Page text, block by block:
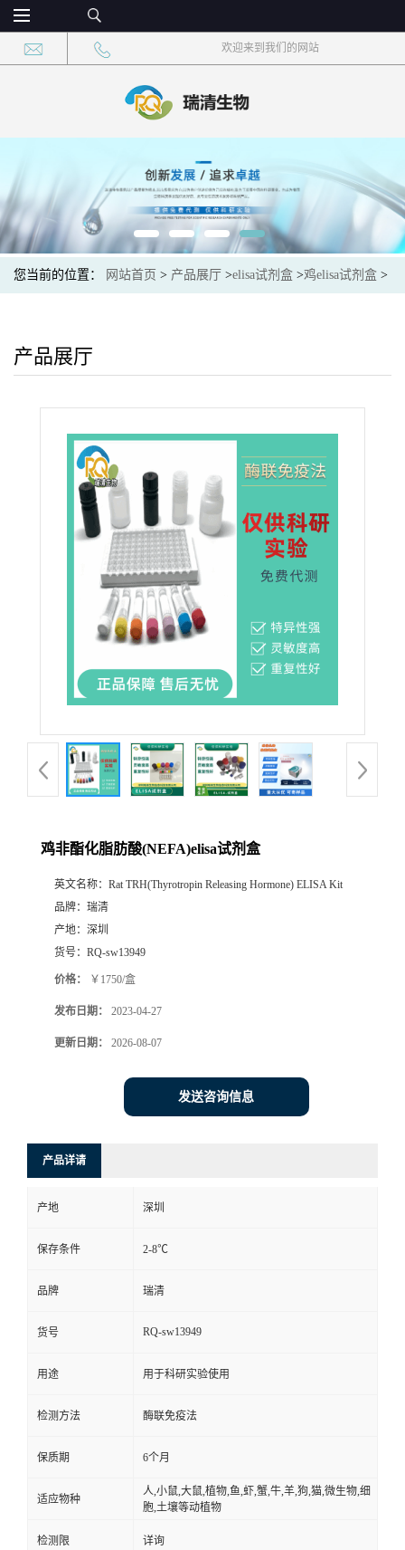
欢迎来到我们的网站
您当前的位置： 网站首页 > 产品展厅 >elisa试剂盒 >鸡elisa试剂盒 >
产品展厅
鸡非酯化脂肪酸(NEFA)elisa试剂盒
英文名称： Rat TRH(Thyrotropin Releasing Hormone) ELISA Kit
品牌： 瑞清
产地： 深圳
货号： RQ-sw13949
价格： ￥1750/盒
发布日期： 2023-04-27
更新日期： 2026-08-07
发送咨询信息
产品详请
产地 深圳
保存条件 2-8℃
品牌 瑞清
货号 RQ-sw13949
用途 用于科研实验使用
检测方法 酶联免疫法
保质期 6个月
适应物种
人,小鼠,大鼠,植物,鱼,虾,蟹,牛,羊,狗,猫,微生物,细
胞,土壤等动植物
检测限 详询